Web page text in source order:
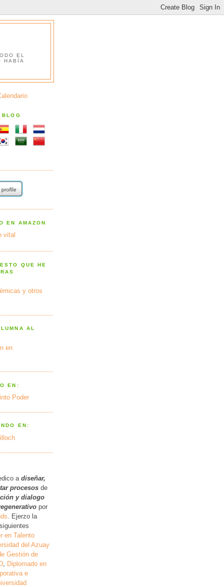
EL
HABÍA
BLOG
EN AMAZON
vital
QUE HE
y otros
AL
en
EN:
Poder
EN:
a diseñar,
procesos de
y dialogo
por
. Ejerzo la
en Talento
del Azuay
Gestión de
Diplomado en
e